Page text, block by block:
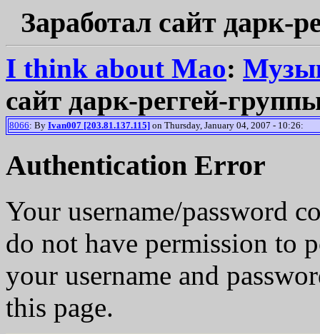
Заработал сайт
I think about Mao:
сайт дарк-реггей-
8066: By Ivan007 [203.81.137.115] on Thursday, January 04, 2007 - 10:26:
Authentication Error
Your username/password
do not have permission to
your username and
this page.